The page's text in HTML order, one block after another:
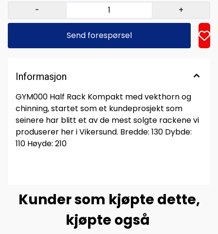
- +
Send forespørsel
Informasjon
GYM000 Half Rack Kompakt med vekthorn og
chinning, startet som et kundeprosjekt som
seinere har blitt et av de mest solgte rackene vi
produserer her i Vikersund. Bredde: 130 Dybde:
110 Høyde: 210
Kunder som kjøpte dette,
kjøpte også